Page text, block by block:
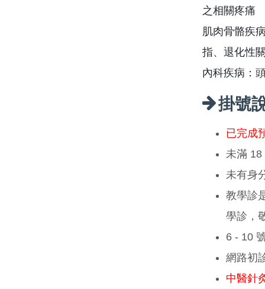
之相關疼痛
肌肉骨骼疾
指、退化性
內科疾病：
掛號
已完成
未滿 18
未有身
教學診
學診，
6 - 10
網路初
中醫針